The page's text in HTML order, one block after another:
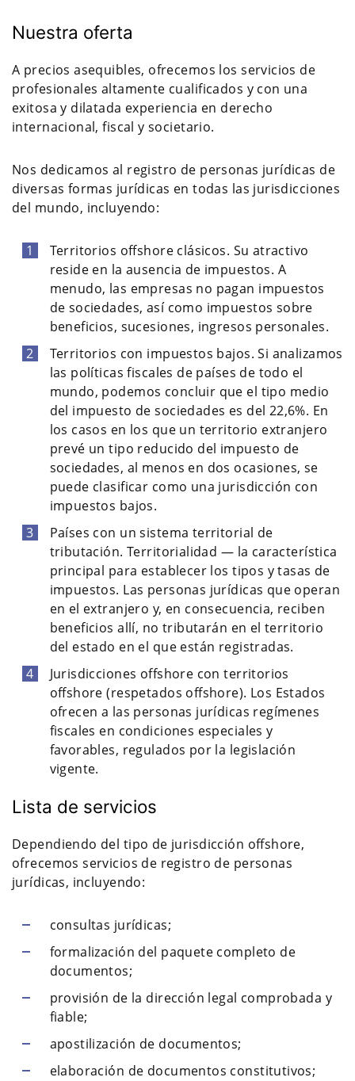
Nuestra oferta
A precios asequibles, ofrecemos los servicios de
profesionales altamente cualificados y con una
exitosa y dilatada experiencia en derecho
internacional, fiscal y societario.
Nos dedicamos al registro de personas jurídicas de
diversas formas jurídicas en todas las jurisdicciones
del mundo, incluyendo:
Territorios offshore clásicos. Su atractivo
reside en la ausencia de impuestos. A
menudo, las empresas no pagan impuestos
de sociedades, así como impuestos sobre
beneficios, sucesiones, ingresos personales.
Territorios con impuestos bajos. Si analizamos
las políticas fiscales de países de todo el
mundo, podemos concluir que el tipo medio
del impuesto de sociedades es del 22,6%. En
los casos en los que un territorio extranjero
prevé un tipo reducido del impuesto de
sociedades, al menos en dos ocasiones, se
puede clasificar como una jurisdicción con
impuestos bajos.
Países con un sistema territorial de
tributación. Territorialidad — la característica
principal para establecer los tipos y tasas de
impuestos. Las personas jurídicas que operan
en el extranjero y, en consecuencia, reciben
beneficios allí, no tributarán en el territorio
del estado en el que están registradas.
Jurisdicciones offshore con territorios
offshore (respetados offshore). Los Estados
ofrecen a las personas jurídicas regímenes
fiscales en condiciones especiales y
favorables, regulados por la legislación
vigente.
Lista de servicios
Dependiendo del tipo de jurisdicción offshore,
ofrecemos servicios de registro de personas
jurídicas, incluyendo:
consultas jurídicas;
formalización del paquete completo de
documentos;
provisión de la dirección legal comprobada y
fiable;
apostilización de documentos;
elaboración de documentos constitutivos;